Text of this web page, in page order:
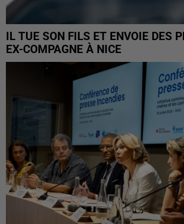
IL TUE SON FILS ET ENVOIE DES
EX-COMPAGNE À NICE